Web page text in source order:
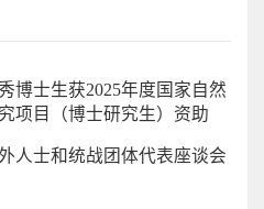
博士生获2025年度国家自然
项目（博士研究生）资助
人士和统战团体代表座谈会